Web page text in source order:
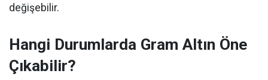
değişebilir.
Hangi Durumlarda Gram Altın Öne
Çıkabilir?